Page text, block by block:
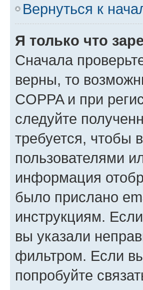
Вернуться к
Я только что
Сначала
верны, то
COPPA и при
следуйте
требуется, чтобы
пользователями
информация
было прислано
инструкциям.
вы указали
фильтром. Если
попробуйте